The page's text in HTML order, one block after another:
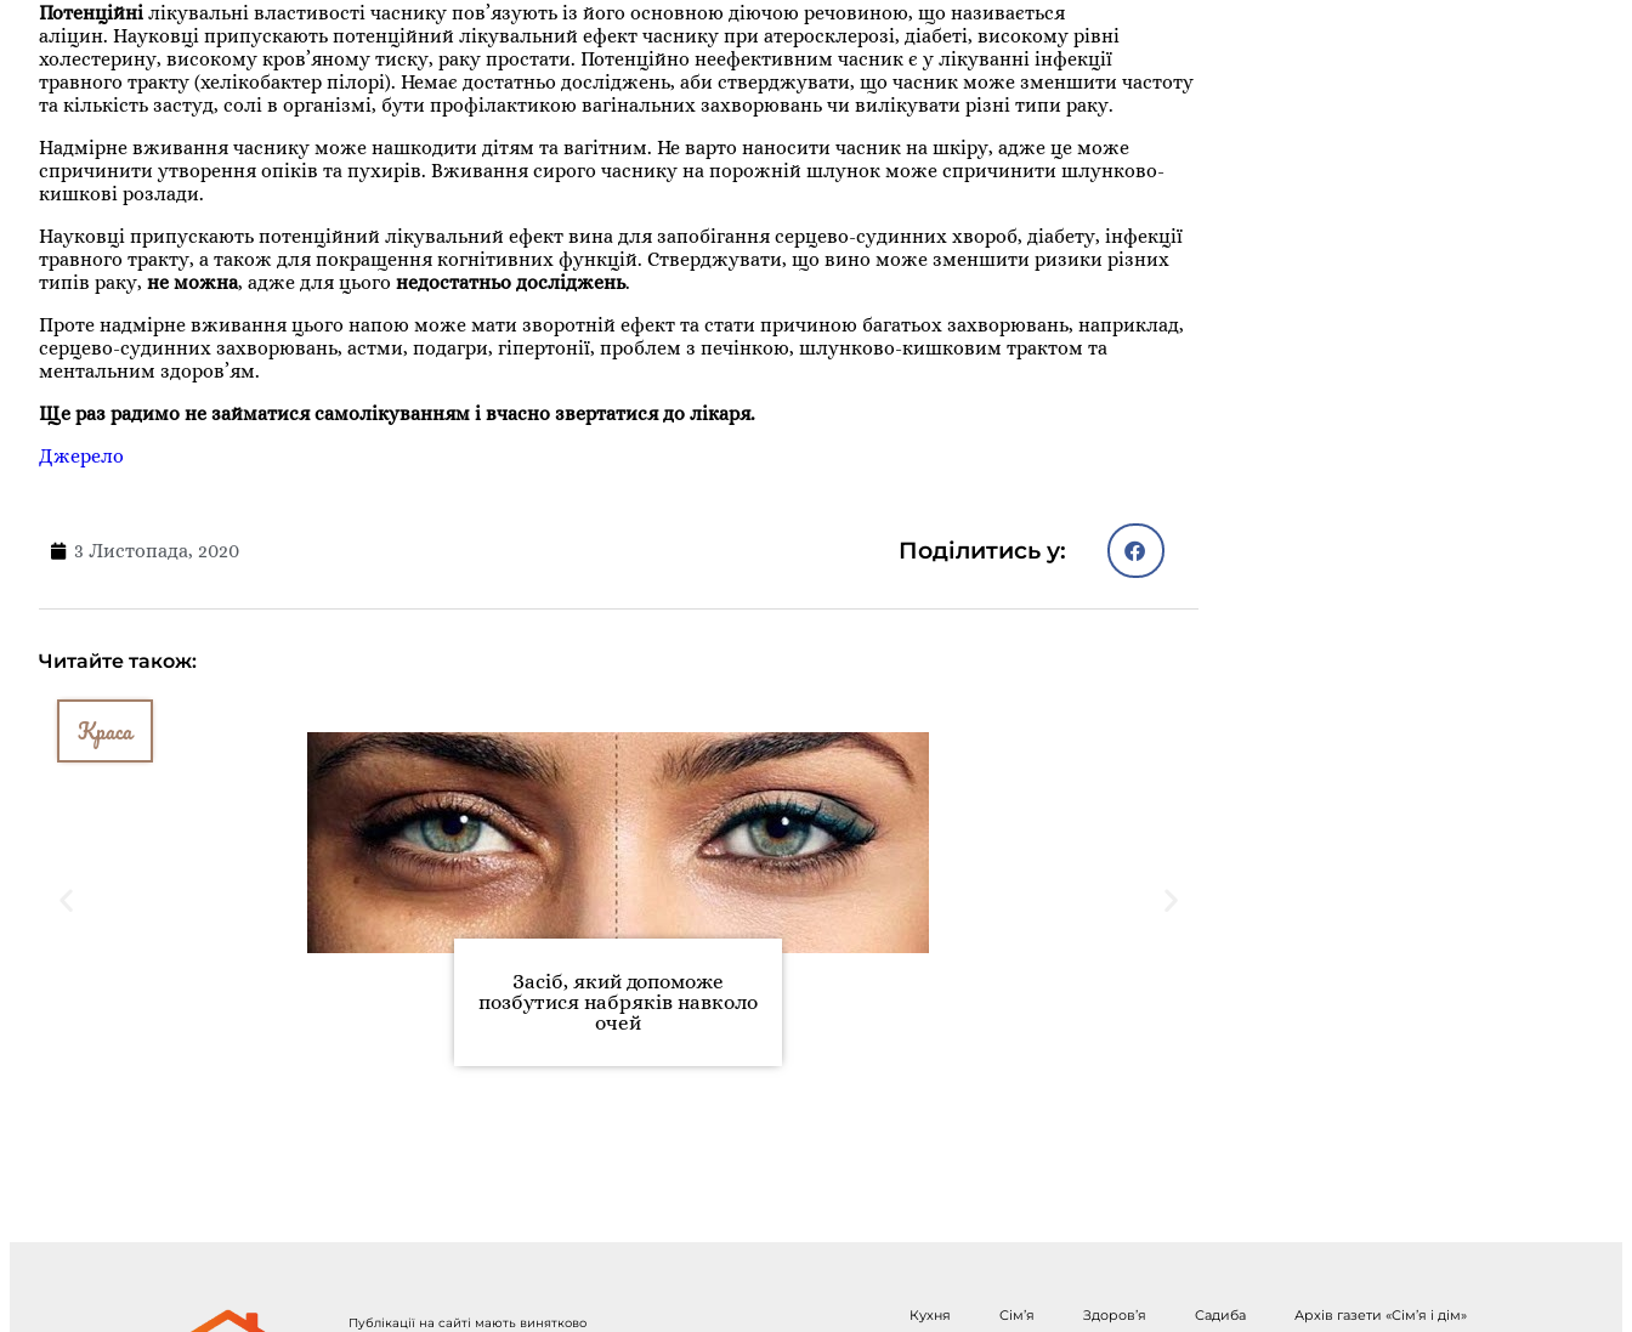
Потенційні лікувальні властивості часнику пов’язують із його основною діючою речовиною, що називається
аліцин. Науковці припускають потенційний лікувальний ефект часнику при атеросклерозі, діабеті, високому рівні
холестерину, високому кров’яному тиску, раку простати. Потенційно неефективним часник є у лікуванні інфекції
травного тракту (хелікобактер пілорі). Немає достатньо досліджень, аби стверджувати, що часник може зменшити частоту
та кількість застуд, солі в організмі, бути профілактикою вагінальних захворювань чи вилікувати різні типи раку.
Надмірне вживання часнику може нашкодити дітям та вагітним. Не варто наносити часник на шкіру, адже це може
спричинити утворення опіків та пухирів. Вживання сирого часнику на порожній шлунок може спричинити шлунково-
кишкові розлади.
Науковці припускають потенційний лікувальний ефект вина для запобігання серцево-судинних хвороб, діабету, інфекції
травного тракту, а також для покращення когнітивних функцій. Стверджувати, що вино може зменшити ризики різних
типів раку, не можна, адже для цього недостатньо досліджень.
Проте надмірне вживання цього напою може мати зворотній ефект та стати причиною багатьох захворювань, наприклад,
серцево-судинних захворювань, астми, подагри, гіпертонії, проблем з печінкою, шлунково-кишковим трактом та
ментальним здоров’ям.
Ще раз радимо не займатися самолікуванням і вчасно звертатися до лікаря.
Джерело
3 Листопада, 2020 Поділитись у:
Читайте також:
Краса
Засіб, який допоможе
позбутися набряків навколо
очей
Публікації на сайті мають винятково
Кухня Сім’я Здоров’я Садиба Архів газети «Сім’я і дім»